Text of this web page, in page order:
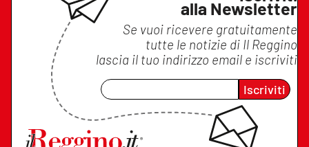
alla Newsletter
Se vuoi ricevere gratuitamente
tutte le notizie di Il Reggino
lascia il tuo indirizzo email e iscriviti
Iscriviti